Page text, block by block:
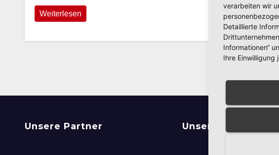
Weiterlesen
Unsere Partner Unsere Partner
verarbeiten wir
Detaillierte
Informationen“
Ihre Einwilligung